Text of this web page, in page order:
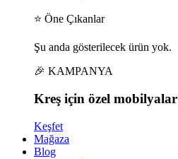
⭐ Öne Çıkanlar
Şu anda gösterilecek ürün yok.
🎉 KAMPANYA
Kreş için özel mobilyalar
Keşfet
Mağaza
Blog